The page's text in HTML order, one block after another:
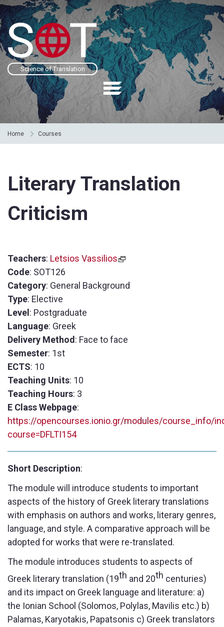
Science of Translation
Home Courses
Literary Translation
Criticism
Teachers: Letsios Vassilios
Code: SOT126
Category: General Background
Type: Elective
Level : Postgraduate
Language: Greek
Delivery Method : Face to face
Semester: 1st
ECTS: 10
Teaching Units: 10
Teaching Hours: 3
E Class Webpage:
https://opencourses.ionio.gr/modules/course_info/
course=DFLTI154
Short Description:
The module will introduce students to important
aspects of the history of Greek literary translations
with emphasis on authors and works, literary genres,
language, and style. A comparative approach will be
adopted for works that were re-translated.
The module introduces students to aspects of
Greek literary translation (19th and 20th centuries)
and its impact on Greek language and literature: a)
the Ionian School (Solomos, Polylas, Mavilis etc.) b)
Palamas, Karyotakis, Papatsonis c) Greek translators